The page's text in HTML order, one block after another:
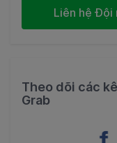
Indonesia
Liên hệ Đội
Theo dõi các
Grab